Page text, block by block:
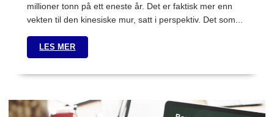
millioner tonn på ett eneste år. Det er faktisk mer enn
vekten til den kinesiske mur, satt i perspektiv. Det som...
LES MER